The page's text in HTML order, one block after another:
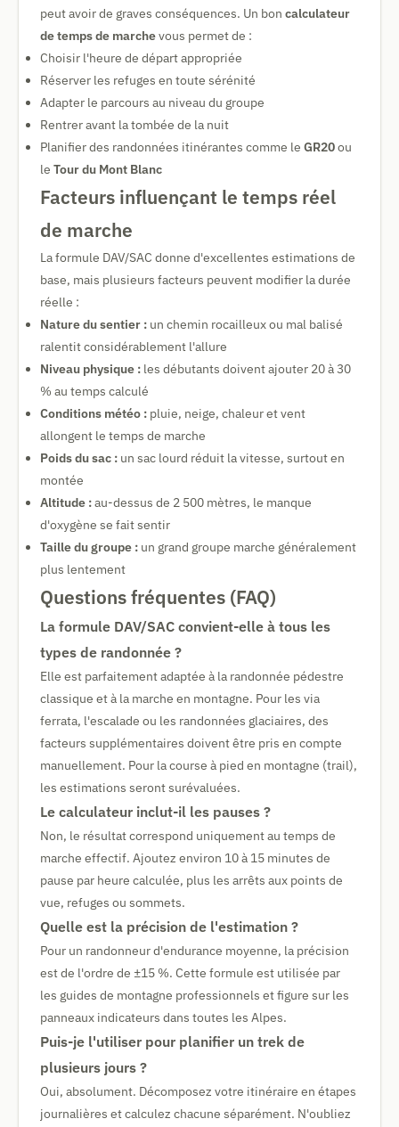
peut avoir de graves conséquences. Un bon calculateur
de temps de marchevous permet de :
Choisir l'heure de départ appropriée
Réserver les refuges en toute sérénité
Adapter le parcours au niveau du groupe
Rentrer avant la tombée de la nuit
Planifier des randonnées itinérantes comme le GR20ou
le Tour du Mont Blanc
Facteurs influençant le temps réel
de marche
La formule DAV/SAC donne d'excellentes estimations de
base, mais plusieurs facteurs peuvent modifier la durée
réelle :
Nature du sentier : un chemin rocailleux ou mal balisé
ralentit considérablement l'allure
Niveau physique : les débutants doivent ajouter 20 à 30
% au temps calculé
Conditions météo : pluie, neige, chaleur et vent
allongent le temps de marche
Poids du sac : un sac lourd réduit la vitesse, surtout en
montée
Altitude :au-dessus de 2 500 mètres, le manque
d'oxygène se fait sentir
Taille du groupe : un grand groupe marche généralement
plus lentement
Questions fréquentes (FAQ)
La formule DAV/SAC convient-elle à tous les
types de randonnée ?
Elle est parfaitement adaptée à la randonnée pédestre
classique et à la marche en montagne. Pour les via
ferrata, l'escalade ou les randonnées glaciaires, des
facteurs supplémentaires doivent être pris en compte
manuellement. Pour la course à pied en montagne (trail),
les estimations seront surévaluées.
Le calculateur inclut-il les pauses ?
Non, le résultat correspond uniquement au temps de
marche effectif. Ajoutez environ 10 à 15 minutes de
pause par heure calculée, plus les arrêts aux points de
vue, refuges ou sommets.
Quelle est la précision de l'estimation ?
Pour un randonneur d'endurance moyenne, la précision
est de l'ordre de ±15 %. Cette formule est utilisée par
les guides de montagne professionnels et figure sur les
panneaux indicateurs dans toutes les Alpes.
Puis-je l'utiliser pour planifier un trek de
plusieurs jours ?
Oui, absolument. Décomposez votre itinéraire en étapes
journalières et calculez chacune séparément. N'oubliez